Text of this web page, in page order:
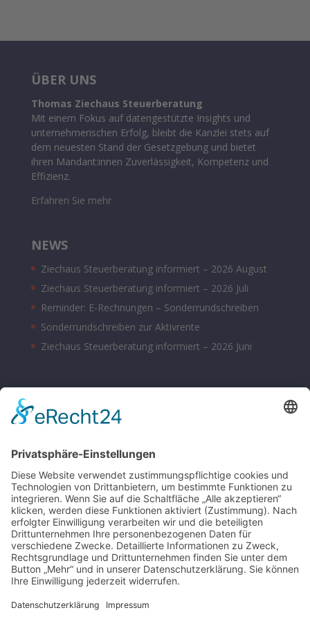
ÜBER UNS
Thomas Ziechaus Steuerberatung
Mit einem Fokus auf datengestützte Insights und
unternehmerischen Erfolg, bleibt die Kanzlei stets auf
dem neuesten Stand der Gesetzgebung und bietet
ihren Mandant:innen Zuverlässigkeit, Kompetenz und
Effizienz.
Erfahren Sie mehr
NEWS
Ziechaus Steuerberatung informiert – 2026 August
Ziechaus Steuerberatung informiert – 2026 Juli
Reminder: E-Rechnungen – Sonderrundschreiben
Sonderrundschreiben zur Aktivrente
Ziechaus Steuerberatung informiert – 2026 Juni
Montag – Donnerstag 08:00 – 17:00 Uhr
Samstag nach Vereinbarung
Parkplätze sind hinter dem Bürohaus vorhanden.
SONSTIGE
Kontakt
Schlagworte-Übersicht
Impressum
Datenschutz